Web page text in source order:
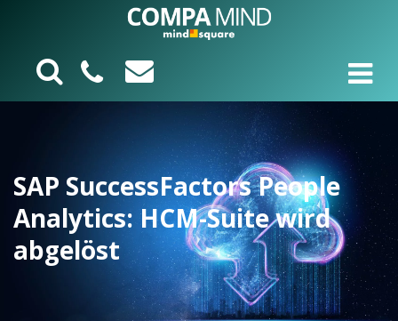
SAP SuccessFactors People
Analytics: HCM-Suite wird
abgelöst